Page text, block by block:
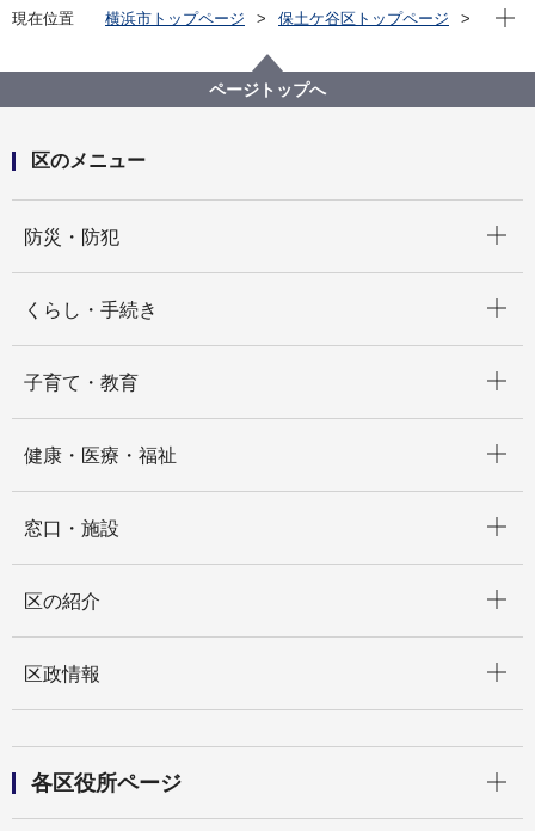
現在位置 横浜市トップページ
保土ケ谷区トップページ
保土ケ谷区地域子育て支援拠点こっころ 有識者を交
えた事業評価を行いました
現在
ページトップへ
区のメニュー
防災・防犯
くらし・手続き
子育て・教育
健康・医療・福祉
窓口・施設
区の紹介
区政情報
各区役所ページ